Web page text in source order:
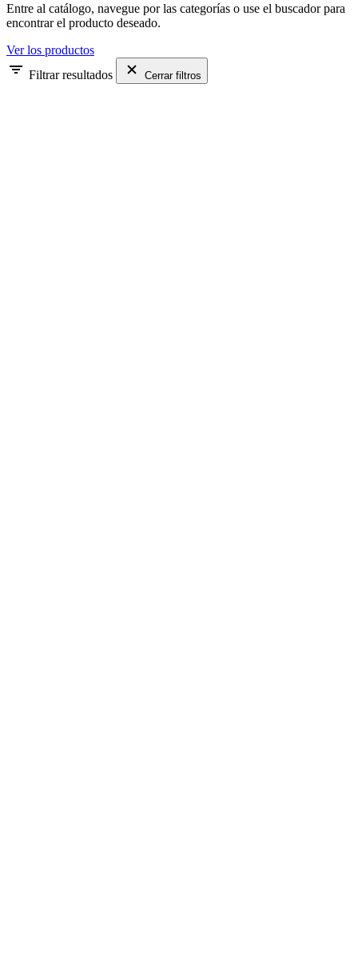
Entre al catálogo, navegue por las categorías o use el buscador para
encontrar el producto deseado.
Ver los productos
Filtrar resultados
Cerrar filtros